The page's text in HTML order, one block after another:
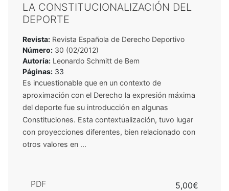
LA CONSTITUCIONALIZACIÓN DEL
DEPORTE
Revista: Revista Española de Derecho Deportivo
Número: 30 (02/2012)
Autoría: Leonardo Schmitt de Bem
Páginas: 33
Es incuestionable que en un contexto de
aproximación con el Derecho la expresión máxima
del deporte fue su introducción en algunas
Constituciones. Esta contextualización, tuvo lugar
con proyecciones diferentes, bien relacionado con
otros valores en ...
PDF 5,00€